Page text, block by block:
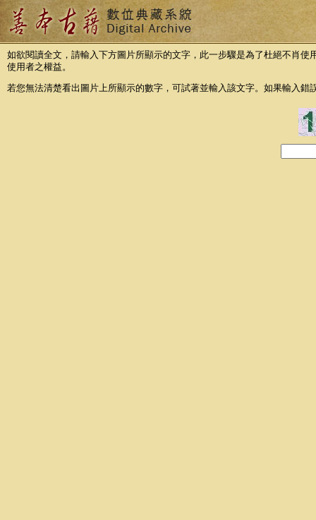
如欲閱讀全文，請輸入下方圖片所顯示的文字，此一步驟是為了杜絕不肖
使用者之權益。
若您無法清楚看出圖片上所顯示的數字，可試著並輸入該文字。如果輸入錯